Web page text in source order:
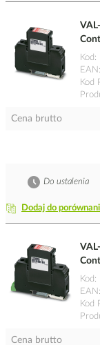
Kod
EAN
Kod
Cena brutto
Dodaj do
Do ustalenia
Kod
EAN
Kod
Cena brutto